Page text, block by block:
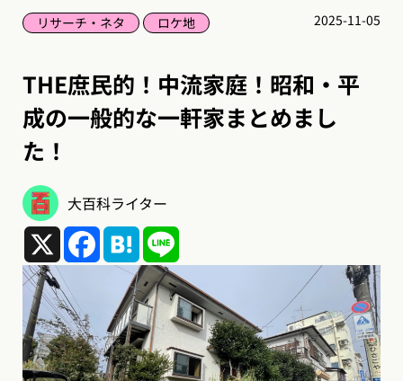
リサーチ・ネタ ロケ地 2025-11-05
THE庶民的！中流家庭！昭和・平
成の一般的な一軒家まとめまし
た！
大百科ライター
X
Facebook
Hatena